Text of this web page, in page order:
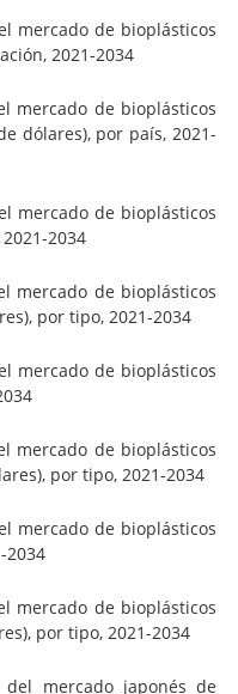
mercado de bioplásticos
2021-2034
mercado de bioplásticos
dólares), por país, 2021-
mercado de bioplásticos
2034
mercado de bioplásticos
por tipo, 2021-2034
mercado de bioplásticos
mercado de bioplásticos
por tipo, 2021-2034
mercado de bioplásticos
2034
mercado de bioplásticos
por tipo, 2021-2034
mercado japonés de